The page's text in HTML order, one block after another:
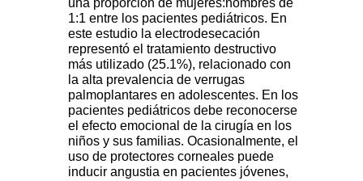
una proporción de mujeres:hombres de
1:1 entre los pacientes pediátricos. En
este estudio la electrodesecación
representó el tratamiento destructivo
más utilizado (25.1%), relacionado con
la alta prevalencia de verrugas
palmoplantares en adolescentes. En los
pacientes pediátricos debe reconocerse
el efecto emocional de la cirugía en los
niños y sus familias. Ocasionalmente, el
uso de protectores corneales puede
inducir angustia en pacientes jóvenes,